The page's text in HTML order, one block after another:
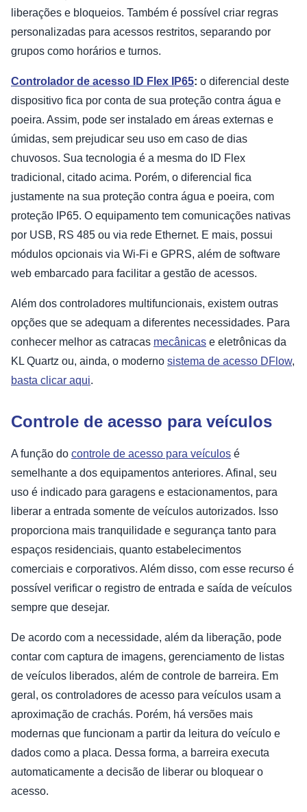
liberações e bloqueios. Também é possível criar regras
personalizadas para acessos restritos, separando por
grupos como horários e turnos.
Controlador de acesso ID Flex IP65: o diferencial deste
dispositivo fica por conta de sua proteção contra água e
poeira. Assim, pode ser instalado em áreas externas e
úmidas, sem prejudicar seu uso em caso de dias
chuvosos. Sua tecnologia é a mesma do ID Flex
tradicional, citado acima. Porém, o diferencial fica
justamente na sua proteção contra água e poeira, com
proteção IP65. O equipamento tem comunicações nativas
por USB, RS 485 ou via rede Ethernet. E mais, possui
módulos opcionais via Wi-Fi e GPRS, além de software
web embarcado para facilitar a gestão de acessos.
Além dos controladores multifuncionais, existem outras
opções que se adequam a diferentes necessidades. Para
conhecer melhor as catracas mecânicas e eletrônicas da
KL Quartz ou, ainda, o moderno sistema de acesso DFlow,
basta clicar aqui.
Controle de acesso para veículos
A função do controle de acesso para veículos é
semelhante a dos equipamentos anteriores. Afinal, seu
uso é indicado para garagens e estacionamentos, para
liberar a entrada somente de veículos autorizados. Isso
proporciona mais tranquilidade e segurança tanto para
espaços residenciais, quanto estabelecimentos
comerciais e corporativos. Além disso, com esse recurso é
possível verificar o registro de entrada e saída de veículos
sempre que desejar.
De acordo com a necessidade, além da liberação, pode
contar com captura de imagens, gerenciamento de listas
de veículos liberados, além de controle de barreira. Em
geral, os controladores de acesso para veículos usam a
aproximação de crachás. Porém, há versões mais
modernas que funcionam a partir da leitura do veículo e
dados como a placa. Dessa forma, a barreira executa
automaticamente a decisão de liberar ou bloquear o
acesso.